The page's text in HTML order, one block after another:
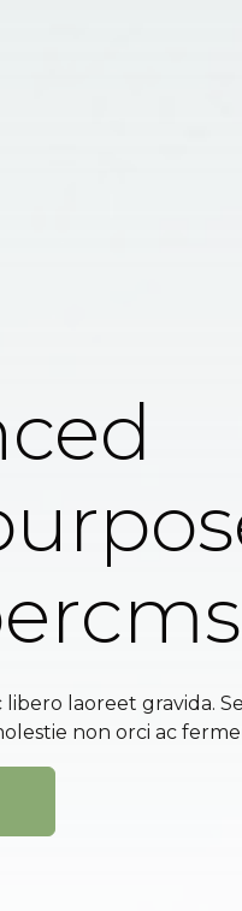
laoreet gravida.
non orci ac